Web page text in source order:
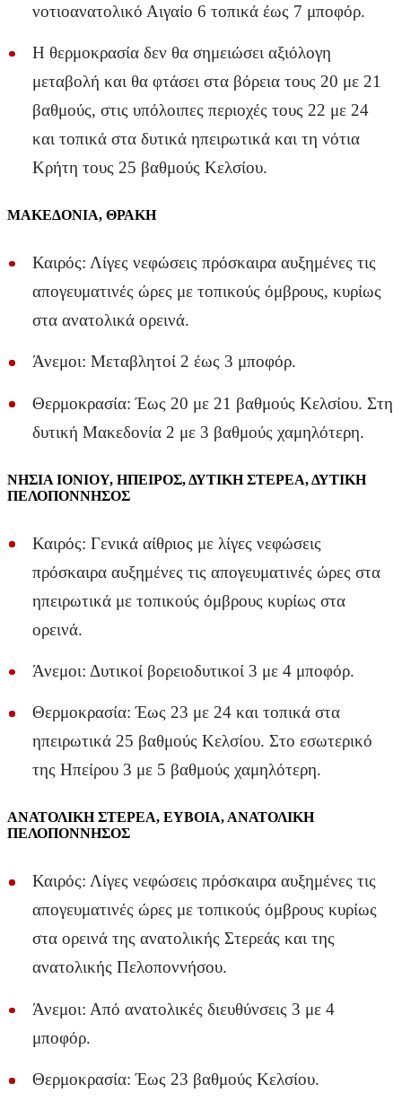
νοτιοανατολικό Αιγαίο 6 τοπικά έως 7 μποφόρ.
Η θερμοκρασία δεν θα σημειώσει αξιόλογη
μεταβολή και θα φτάσει στα βόρεια τους 20 με 21
βαθμούς, στις υπόλοιπες περιοχές τους 22 με 24
και τοπικά στα δυτικά ηπειρωτικά και τη νότια
Κρήτη τους 25 βαθμούς Κελσίου.
ΜΑΚΕΔΟΝΙΑ, ΘΡΑΚΗ
Καιρός: Λίγες νεφώσεις πρόσκαιρα αυξημένες τις
απογευματινές ώρες με τοπικούς όμβρους, κυρίως
στα ανατολικά ορεινά.
Άνεμοι: Μεταβλητοί 2 έως 3 μποφόρ.
Θερμοκρασία: Έως 20 με 21 βαθμούς Κελσίου. Στη
δυτική Μακεδονία 2 με 3 βαθμούς χαμηλότερη.
ΝΗΣΙΑ ΙΟΝΙΟΥ, ΗΠΕΙΡΟΣ, ΔΥΤΙΚΗ ΣΤΕΡΕΑ, ΔΥΤΙΚΗ
ΠΕΛΟΠΟΝΝΗΣΟΣ
Καιρός: Γενικά αίθριος με λίγες νεφώσεις
πρόσκαιρα αυξημένες τις απογευματινές ώρες στα
ηπειρωτικά με τοπικούς όμβρους κυρίως στα
ορεινά.
Άνεμοι: Δυτικοί βορειοδυτικοί 3 με 4 μποφόρ.
Θερμοκρασία: Έως 23 με 24 και τοπικά στα
ηπειρωτικά 25 βαθμούς Κελσίου. Στο εσωτερικό
της Ηπείρου 3 με 5 βαθμούς χαμηλότερη.
ΑΝΑΤΟΛΙΚΗ ΣΤΕΡΕΑ, ΕΥΒΟΙΑ, ΑΝΑΤΟΛΙΚΗ
ΠΕΛΟΠΟΝΝΗΣΟΣ
Καιρός: Λίγες νεφώσεις πρόσκαιρα αυξημένες τις
απογευματινές ώρες με τοπικούς όμβρους κυρίως
στα ορεινά της ανατολικής Στερεάς και της
ανατολικής Πελοποννήσου.
Άνεμοι: Από ανατολικές διευθύνσεις 3 με 4
μποφόρ.
Θερμοκρασία: Έως 23 βαθμούς Κελσίου.